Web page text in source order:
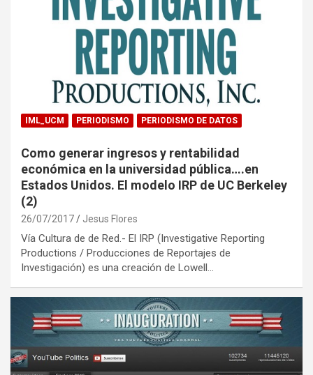
IML_UCM PERIODISMO PERIODISMO DE DATOS
Como generar ingresos y rentabilidad
económica en la universidad pública….en
Estados Unidos. El modelo IRP de UC Berkeley
(2)
26/07/2017 Jesus Flores
Vía Cultura de de Red.- El IRP (Investigative Reporting
Productions / Producciones de Reportajes de
Investigación) es una creación de Lowell…